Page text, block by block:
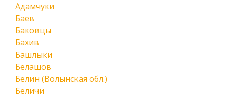
Адамчуки
Баев
Баковцы
Бахив
Башлыки
Белашов
Белин (Волынская обл.)
Беличи